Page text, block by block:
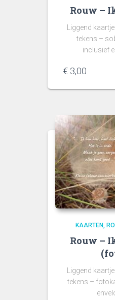
Rouw –
Liggend
tekens –
inclusief
€ 3,00
KAARTEN
Rouw –
Liggend
tekens –